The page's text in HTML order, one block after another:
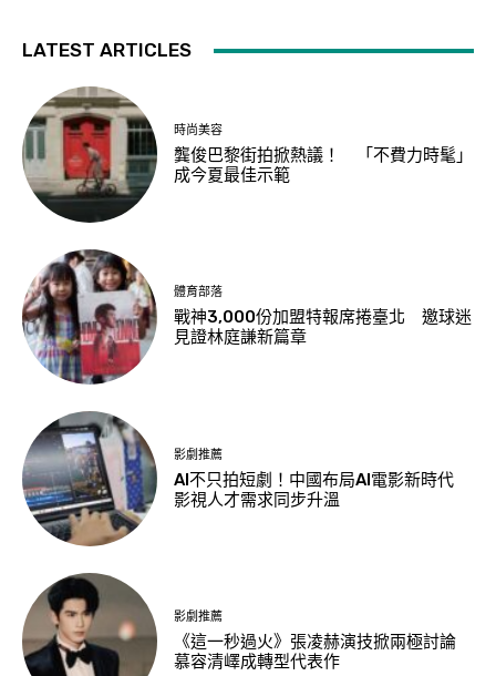
LATEST ARTICLES
時尚美容
龔俊巴黎街拍掀熱議！ 「不費力時髦」
成今夏最佳示範
體育部落
戰神3,000份加盟特報席捲臺北 邀球迷
見證林庭謙新篇章
影劇推薦
AI不只拍短劇！中國布局AI電影新時代
影視人才需求同步升溫
影劇推薦
《這一秒過火》張凌赫演技掀兩極討論
慕容清嶧成轉型代表作